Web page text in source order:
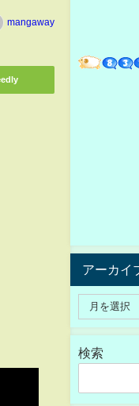
mangaway
アーカイ
検索